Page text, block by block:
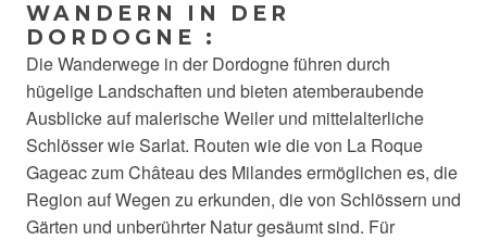
WANDERN IN DER
DORDOGNE :
Die Wanderwege in der Dordogne führen durch
hügelige Landschaften und bieten atemberaubende
Ausblicke auf malerische Weiler und mittelalterliche
Schlösser wie Sarlat. Routen wie die von La Roque
Gageac zum Château des Milandes ermöglichen es, die
Region auf Wegen zu erkunden, die von Schlössern und
Gärten und unberührter Natur gesäumt sind. Für